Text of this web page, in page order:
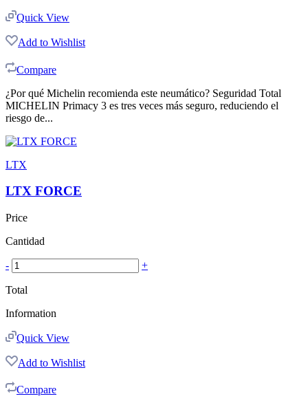
Quick View
Add to Wishlist
Compare
¿Por qué Michelin recomienda este neumático? Seguridad Total
MICHELIN Primacy 3 es tres veces más seguro, reduciendo el
riesgo de...
LTX
LTX FORCE
Price
Cantidad
- +
Total
Information
Quick View
Add to Wishlist
Compare